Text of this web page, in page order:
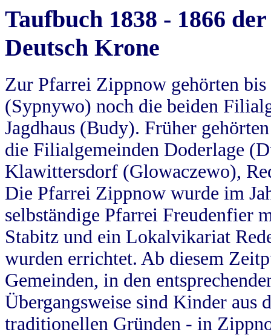
Taufbuch 1838 - 1866
Deutsch Krone
Zur Pfarrei Zippnow gehörten
(Sypnywo) noch die beiden
Jagdhaus (Budy). Früher
die Filialgemeinden Doderlage
Klawittersdorf (Glowaczewo),
Die Pfarrei Zippnow wurde im
selbständige Pfarrei Freudenfier
Stabitz und ein Lokalvikariat
wurden errichtet. Ab diesem
Gemeinden, in den
Übergangsweise sind Kinder aus
traditionellen Gründen - in